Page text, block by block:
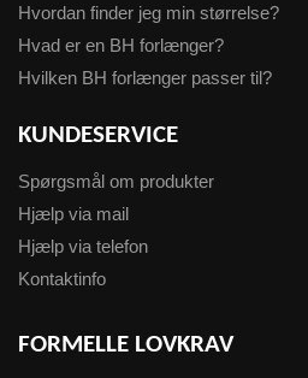
Hvordan finder jeg min størrelse?
Hvad er en BH forlænger?
Hvilken BH forlænger passer til?
KUNDESERVICE
Spørgsmål om produkter
Hjælp via mail
Hjælp via telefon
Kontaktinfo
FORMELLE LOVKRAV